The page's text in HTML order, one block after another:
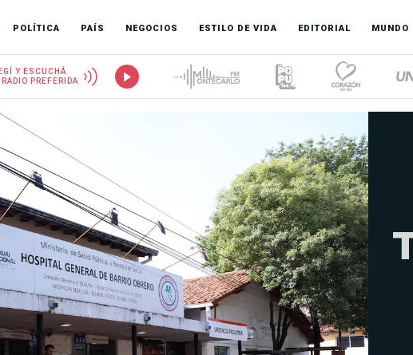
POLÍTICA PAÍS NEGOCIOS ESTILO DE VIDA EDITORIAL MUNDO
Y ESCUCHÁ
PREFERIDA